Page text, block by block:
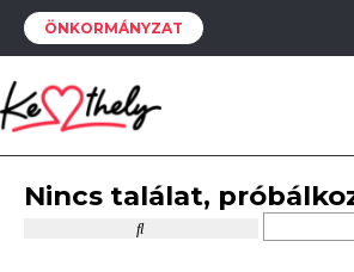
ÖNKORMÁNYZAT
Nincs találat,